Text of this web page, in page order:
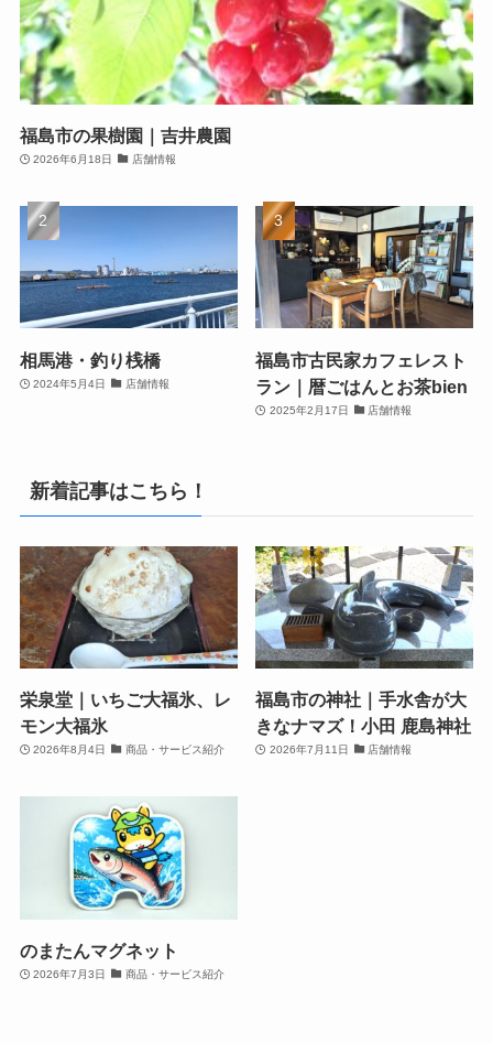
福島市の果樹園｜吉井農園
2026年6月18日 店舗情報
相馬港・釣り桟橋
2024年5月4日 店舗情報
福島市古民家カフェレスト
ラン｜暦ごはんとお茶bien
2025年2月17日 店舗情報
新着記事はこちら！
栄泉堂｜いちご大福氷、レ
モン大福氷
2026年8月4日 商品・サービス紹介
福島市の神社｜手水舎が大
きなナマズ！小田 鹿島神社
2026年7月11日 店舗情報
のまたんマグネット
2026年7月3日 商品・サービス紹介